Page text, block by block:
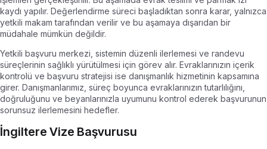
kaydı yapılır. Değerlendirme süreci başladıktan sonra karar, yalnızca
yetkili makam tarafından verilir ve bu aşamaya dışarıdan bir
müdahale mümkün değildir.
Yetkili başvuru merkezi, sistemin düzenli ilerlemesi ve randevu
süreçlerinin sağlıklı yürütülmesi için görev alır. Evraklarınızın içerik
kontrolü ve başvuru stratejisi ise danışmanlık hizmetinin kapsamına
girer. Danışmanlarımız, süreç boyunca evraklarınızın tutarlılığını,
doğruluğunu ve beyanlarınızla uyumunu kontrol ederek başvurunun
sorunsuz ilerlemesini hedefler.
İngiltere Vize Başvurusu